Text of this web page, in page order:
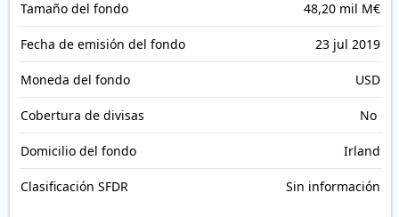
Tamaño del fondo 48,20 mil M€
Fecha de emisión del fondo 23 jul 2019
Moneda del fondo USD
Cobertura de divisas No
Domicilio del fondo Irland
Clasificación SFDR Sin información